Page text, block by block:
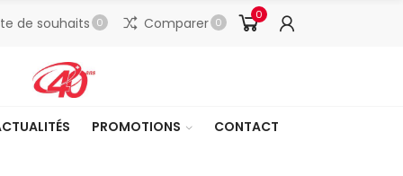
de souhaits 0 Comparer 0
0
PROMOTIONS CONTACT